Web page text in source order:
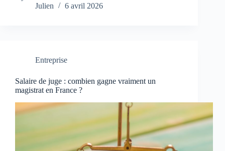
Julien
6 avril 2026
Entreprise
Salaire de juge : combien gagne vraiment un
magistrat en France ?